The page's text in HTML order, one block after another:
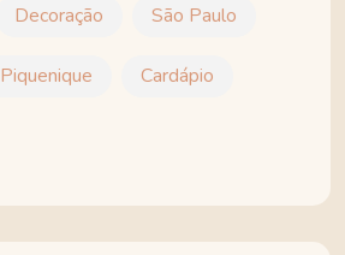
Decoração São Paulo
Piquenique Cardápio